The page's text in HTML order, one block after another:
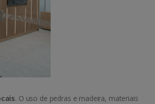
. O uso de pedras e madeira, materiais